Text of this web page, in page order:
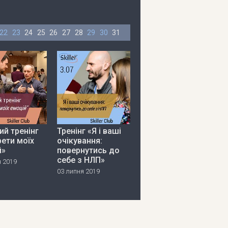
22 23 24 25 26 27 28 29 30 31
тренінг
моїх
2019
Тренінг «Я і ваші
очікування:
повернутись до
себе з НЛП»
03 липня 2019